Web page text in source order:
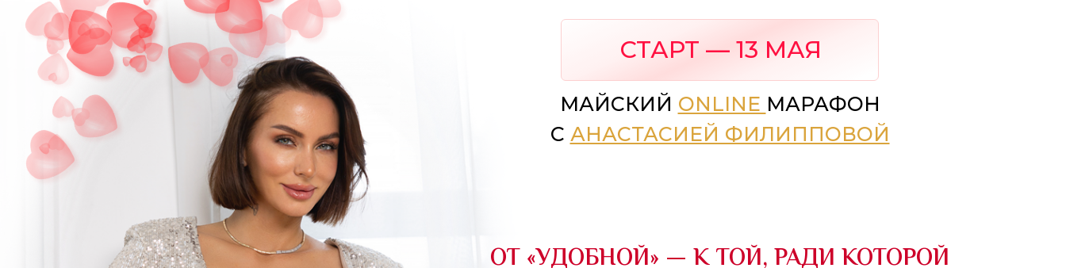
СТАРТ — 13 МАЯ
ОТ «УДОБНОЙ» — К ТОЙ, РАДИ КОТОРОЙ
МАЙСКИЙ ONLINE МАРАФОН
С АНАСТАСИЕЙ ФИЛИППОВОЙ